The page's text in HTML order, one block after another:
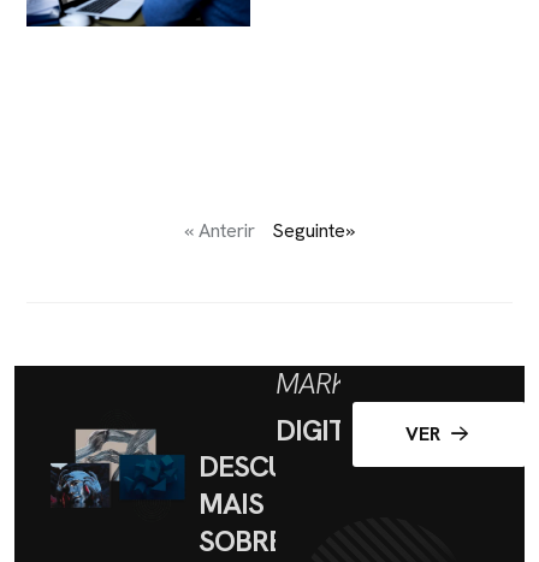
« Anterir Seguinte»
DESCUBRA
MAIS
SOBRE
MARKETING
DIGITAL
VER